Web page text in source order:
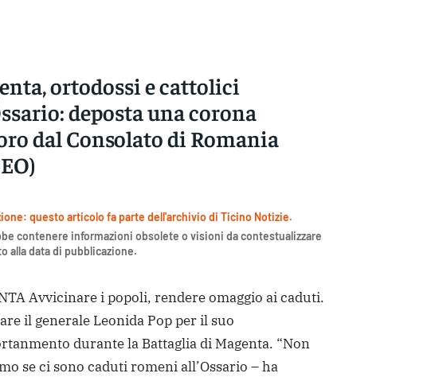
ortodossi e cattolici
deposta una corona
dal Consolato di Romania
questo articolo fa parte dell'archivio di Ticino Notizie.
contenere informazioni obsolete o visioni da contestualizzare
alla data di pubblicazione.
Avvicinare i popoli, rendere omaggio ai caduti.
il generale Leonida Pop per il suo
durante la Battaglia di Magenta. “Non
se ci sono caduti romeni all’Ossario – ha